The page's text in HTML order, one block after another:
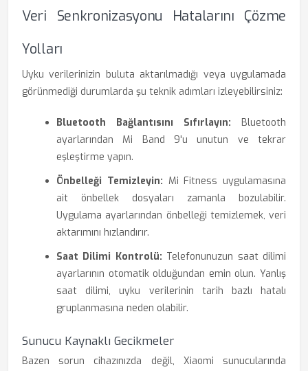
Veri Senkronizasyonu Hatalarını Çözme
Yolları
Uyku verilerinizin buluta aktarılmadığı veya uygulamada
görünmediği durumlarda şu teknik adımları izleyebilirsiniz:
Bluetooth Bağlantısını Sıfırlayın: Bluetooth
ayarlarından Mi Band 9'u unutun ve tekrar
eşleştirme yapın.
Önbelleği Temizleyin: Mi Fitness uygulamasına
ait önbellek dosyaları zamanla bozulabilir.
Uygulama ayarlarından önbelleği temizlemek, veri
aktarımını hızlandırır.
Saat Dilimi Kontrolü: Telefonunuzun saat dilimi
ayarlarının otomatik olduğundan emin olun. Yanlış
saat dilimi, uyku verilerinin tarih bazlı hatalı
gruplanmasına neden olabilir.
Sunucu Kaynaklı Gecikmeler
Bazen sorun cihazınızda değil, Xiaomi sunucularında